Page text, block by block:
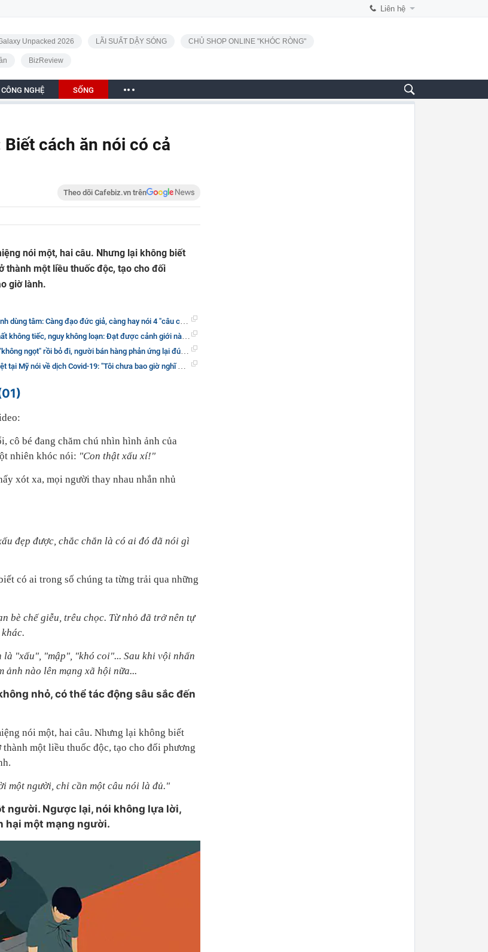
Liên hệ
Unpacked 2026 LÃI SUẤT DẬY SÓNG CHỦ SHOP ONLINE "KHÓC RÒNG"
BizReview
CÔNG NGHỆ SỐNG
cách ăn nói có cả
Theo dõi Cafebiz.vn trên
nói một, hai câu. Nhưng lại không biết
thành một liều thuốc độc, tạo cho đối
giờ lành.
tâm: Càng đạo đức giả, càng hay nói 4 "câu cửa miệng" này!
không loạn: Đạt được cảnh giới này rồi mới nghĩ đến việc thành công!
đi, người bán hàng phản ứng lại đúng 1 câu nhưng vô cùng đáng ngẫm
bao giờ nghĩ mình lại ở trung tâm đại dịch toàn cầu, nhưng mỗi khủng khoảng là một bài kiểm tra"
cô bé đang chăm chú nhìn hình ảnh của
nhiên khóc nói: "Con thật xấu xí!"
xót xa, mọi người thay nhau nhắn nhủ
đẹp được, chắc chắn là có ai đó đã nói gì
có ai trong số chúng ta từng trải qua những
bè chế giễu, trêu chọc. Từ nhỏ đã trở nên tự
"xấu", "mập", "khó coi"... Sau khi vội nhấn
ảnh nào lên mạng xã hội nữa...
nhỏ, có thể tác động sâu sắc đến
nói một, hai câu. Nhưng lại không biết
một liều thuốc độc, tạo cho đối phương
một người, chỉ cần một câu nói là đủ."
người. Ngược lại, nói không lựa lời,
hại một mạng người.